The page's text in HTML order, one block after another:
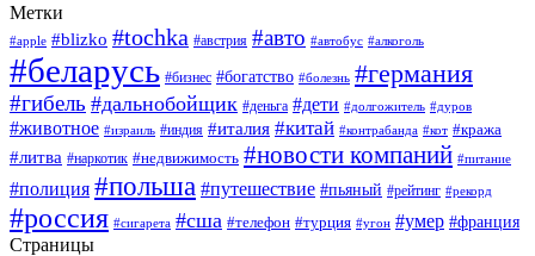
Метки
#apple #blizko #tochka #австрия #авто #автобус #алкоголь
#беларусь #бизнес #богатство #болезнь #германия
#гибель #дальнобойщик #деньга #дети #долгожитель #дуров
#животное #израиль #индия #италия #китай #контрабанда #кот #кража
#литва #наркотик #недвижимость #новости компаний #питание
#полиция #польша #путешествие #пьяный #рейтинг #рекорд
#россия #сигарета #сша #телефон #турция #угон #умер #франция
Страницы